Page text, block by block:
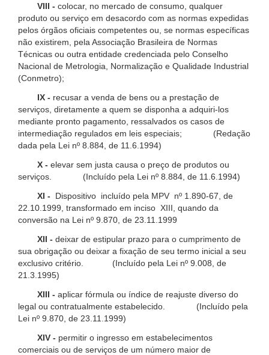
VIII - colocar, no mercado de consumo, qualquer
produto ou serviço em desacordo com as normas expedidas
pelos órgãos oficiais competentes ou, se normas específicas
não existirem, pela Associação Brasileira de Normas
Técnicas ou outra entidade credenciada pelo Conselho
Nacional de Metrologia, Normalização e Qualidade Industrial
(Conmetro);
IX - recusar a venda de bens ou a prestação de
serviços, diretamente a quem se disponha a adquiri-los
mediante pronto pagamento, ressalvados os casos de
intermediação regulados em leis especiais; (Redação
dada pela Lei nº 8.884, de 11.6.1994)
X - elevar sem justa causa o preço de produtos ou
serviços. (Incluído pela Lei nº 8.884, de 11.6.1994)
XI -
Dispositivo incluído pela MPV nº 1.890-67, de
22.10.1999, transformado em inciso XIII, quando da
conversão na Lei nº 9.870, de 23.11.1999
XII - deixar de estipular prazo para o cumprimento de
sua obrigação ou deixar a fixação de seu termo inicial a seu
exclusivo critério. (Incluído pela Lei nº 9.008, de
21.3.1995)
XIII - aplicar fórmula ou índice de reajuste diverso do
legal ou contratualmente estabelecido. (Incluído pela
Lei nº 9.870, de 23.11.1999)
XIV - permitir o ingresso em estabelecimentos
comerciais ou de serviços de um número maior de